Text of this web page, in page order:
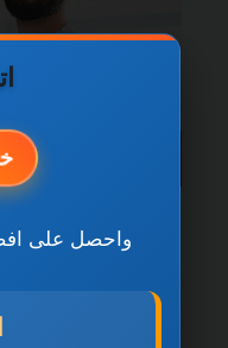
خدمات دبي
المكيفات
واحصل على